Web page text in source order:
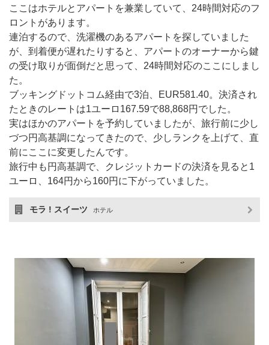
ここはホテルとアパートを兼業していて、24時間対応のフ
ロントがあります。
連泊するので、洗濯機のあるアパートを探していました
が、到着便が遅れたりすると、アパートのオーナーから鍵
の受け取りが面倒だと思って、24時間対応のここにしまし
た。
ブッキングドットコム経由で3泊、EUR581.40。決済され
たときのレートは1ユーロ167.59で88,868円でした。
実はほかのアパートを予約していましたが、旅行前に少し
づつ円高基調になってきたので、少しランクを上げて、直
前にここに変更したんです。
旅行中も円高基調で、クレジットカードの決済を見ると1
ユーロ、164円から160円に下がっていました。
モラ ! スイーツ ホテル